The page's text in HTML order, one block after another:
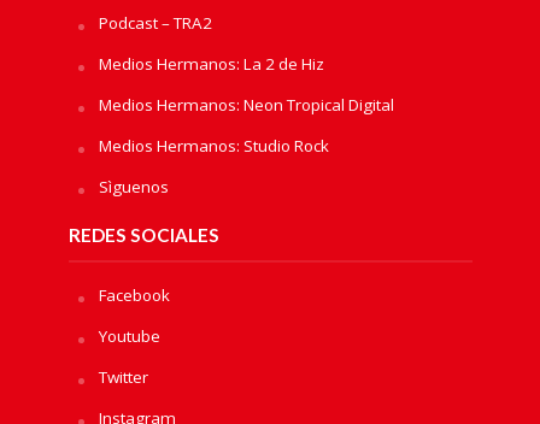
Podcast – TRA2
Medios Hermanos: La 2 de Hiz
Medios Hermanos: Neon Tropical Digital
Medios Hermanos: Studio Rock
Sìguenos
REDES SOCIALES
Facebook
Youtube
Twitter
Instagram